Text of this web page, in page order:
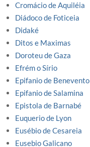
Cromácio de Aquiléia
Diádoco de Foticeia
Didaké
Ditos e Maximas
Doroteu de Gaza
Efrém o Sírio
Epifanio de Benevento
Epifanio de Salamina
Epistola de Barnabé
Euquerio de Lyon
Eusébio de Cesareia
Eusebio Galicano